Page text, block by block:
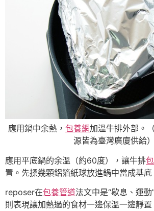
應用鍋中余熱， 包養網加溫牛排外部。
源皆為臺灣廣廈供給）
應用平底鍋的余溫（約60度），讓牛排
置。先揉幾顆鋁箔紙球放進鍋中當成基底
reposer在包養管道法文中是“歇息、運
則表現讓加熱過的食材一邊保溫一邊靜